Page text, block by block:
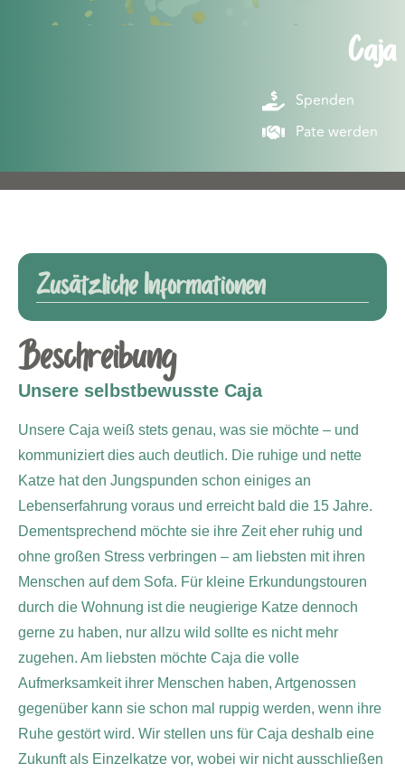
Caja
Spenden
Pate werden
Zusätzliche Informationen
Beschreibung
Unsere selbstbewusste Caja
Unsere Caja weiß stets genau, was sie möchte – und
kommuniziert dies auch deutlich. Die ruhige und nette
Katze hat den Jungspunden schon einiges an
Lebenserfahrung voraus und erreicht bald die 15 Jahre.
Dementsprechend möchte sie ihre Zeit eher ruhig und
ohne großen Stress verbringen – am liebsten mit ihren
Menschen auf dem Sofa. Für kleine Erkundungstouren
durch die Wohnung ist die neugierige Katze dennoch
gerne zu haben, nur allzu wild sollte es nicht mehr
zugehen. Am liebsten möchte Caja die volle
Aufmerksamkeit ihrer Menschen haben, Artgenossen
gegenüber kann sie schon mal ruppig werden, wenn ihre
Ruhe gestört wird. Wir stellen uns für Caja deshalb eine
Zukunft als Einzelkatze vor, wobei wir nicht ausschließen